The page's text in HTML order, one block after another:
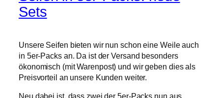
Sets
Unsere Seifen bieten wir nun schon eine Weile auch
in 5er-Packs an. Da ist der Versand besonders
ökonomisch (mit Warenpost) und wir geben dies als
Preisvorteil an unsere Kunden weiter.
Neu dabei ist, dass zwei der 5er-Packs nun aus